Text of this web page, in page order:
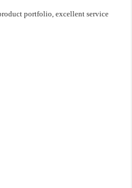
portfolio, excellent service